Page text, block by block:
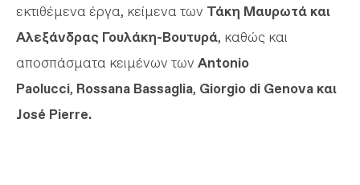
εκτιθέμενα έργα, κείμενα των Τάκη Μαυρωτά και
Αλεξάνδρας Γουλάκη-Βουτυρά, καθώς και
αποσπάσματα κειμένων των Antonio
Paolucci, Rossana Bassaglia, Giorgio di Genova και
José Pierre.